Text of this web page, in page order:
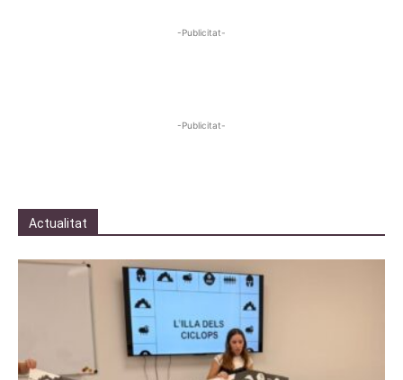
-Publicitat-
-Publicitat-
Actualitat